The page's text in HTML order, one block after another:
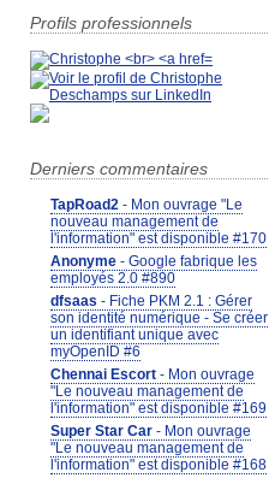
Profils professionnels
Derniers commentaires
TapRoad2 - Mon ouvrage "Le
nouveau management de
l'information" est disponible #170
Anonyme - Google fabrique les
employés 2.0 #890
dfsaas - Fiche PKM 2.1 : Gérer
son identité numérique - Se créer
un identifiant unique avec
myOpenID #6
Chennai Escort - Mon ouvrage
"Le nouveau management de
l'information" est disponible #169
Super Star Car - Mon ouvrage
"Le nouveau management de
l'information" est disponible #168